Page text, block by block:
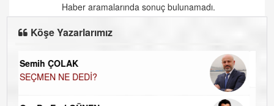
Haber aramalarında sonuç bulunamadı.
Köşe Yazarlarımız
doğan yıldıztan
Bir Başka Avrupa!